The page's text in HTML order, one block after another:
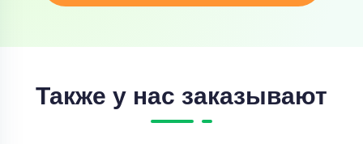
Также у нас заказывают